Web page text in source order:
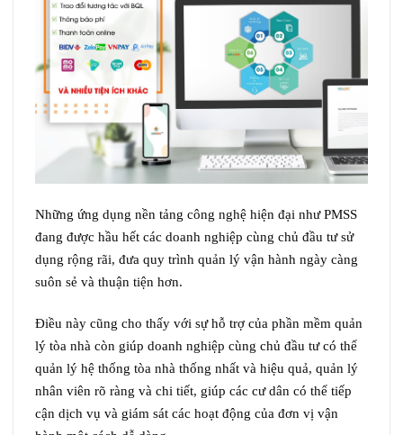
Những ứng dụng nền tảng công nghệ hiện đại như PMSS
đang được hầu hết các doanh nghiệp cùng chủ đầu tư sử
dụng rộng rãi, đưa quy trình quản lý vận hành ngày càng
suôn sẻ và thuận tiện hơn.
Điều này cũng cho thấy với sự hỗ trợ của phần mềm quản
lý tòa nhà còn giúp doanh nghiệp cùng chủ đầu tư có thể
quản lý hệ thống tòa nhà thống nhất và hiệu quả, quản lý
nhân viên rõ ràng và chi tiết, giúp các cư dân có thể tiếp
cận dịch vụ và giám sát các hoạt động của đơn vị vận